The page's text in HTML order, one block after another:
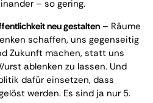
– so gering.
neu gestalten – Räume
schaffen, uns gegenseitig
Zukunft machen, statt uns
ablenken zu lassen. Und
dafür einsetzen, dass
werden. Es sind ja nur 5.